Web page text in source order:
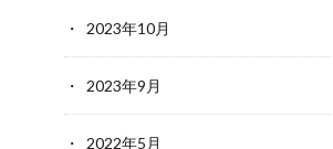
2023年10月
2023年9月
2022年5月